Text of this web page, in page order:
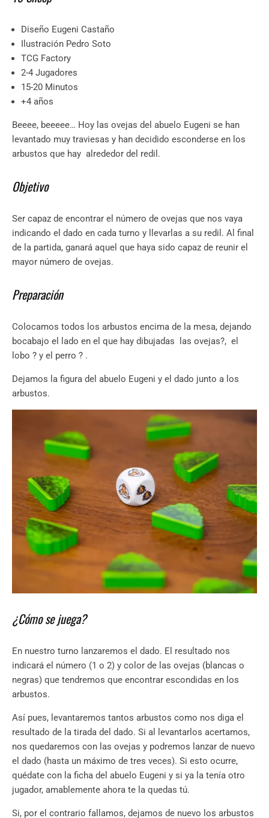
Diseño Eugeni Castaño
Ilustración Pedro Soto
TCG Factory
2-4 Jugadores
15-20 Minutos
+4 años
Beeee, beeeee… Hoy las ovejas del abuelo Eugeni se han
levantado muy traviesas y han decidido esconderse en los
arbustos que hay alrededor del redil.
Objetivo
Ser capaz de encontrar el número de ovejas que nos vaya
indicando el dado en cada turno y llevarlas a su redil. Al final
de la partida, ganará aquel que haya sido capaz de reunir el
mayor número de ovejas.
Preparación
Colocamos todos los arbustos encima de la mesa, dejando
bocabajo el lado en el que hay dibujadas las ovejas?, el
lobo ? y el perro ? .
Dejamos la figura del abuelo Eugeni y el dado junto a los
arbustos.
¿Cómo se juega?
En nuestro turno lanzaremos el dado. El resultado nos
indicará el número (1 o 2) y color de las ovejas (blancas o
negras) que tendremos que encontrar escondidas en los
arbustos.
Así pues, levantaremos tantos arbustos como nos diga el
resultado de la tirada del dado. Si al levantarlos acertamos,
nos quedaremos con las ovejas y podremos lanzar de nuevo
el dado (hasta un máximo de tres veces). Si esto ocurre,
quédate con la ficha del abuelo Eugeni y si ya la tenía otro
jugador, amablemente ahora te la quedas tú.
Si, por el contrario fallamos, dejamos de nuevo los arbustos